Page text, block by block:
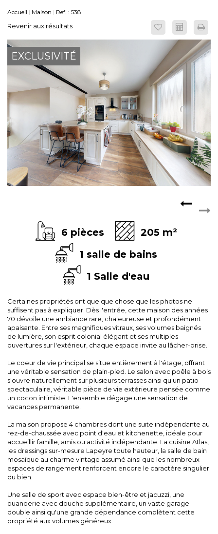
ESPACE CLIENTS
Accueil Maison Ref. : 538
Revenir aux résultats
EXCLUSIVITÉ
6 pièces
205 m²
1 salle de bains
1 Salle d'eau
Certaines propriétés ont quelque chose que les photos ne
suffisent pas à expliquer. Dès l'entrée, cette maison des années
70 dévoile une ambiance rare, chaleureuse et profondément
apaisante. Entre ses magnifiques vitraux, ses volumes baignés
de lumière, son esprit colonial élégant et ses multiples
ouvertures sur l'extérieur, chaque espace invite au lâcher-prise.
Le coeur de vie principal se situe entièrement à l'étage, offrant
une véritable sensation de plain-pied. Le salon avec poêle à bois
s'ouvre naturellement sur plusieurs terrasses ainsi qu'un patio
spectaculaire, véritable pièce de vie extérieure pensée comme
un cocon intimiste. L'ensemble dégage une sensation de
vacances permanente.
La maison propose 4 chambres dont une suite indépendante au
rez-de-chaussée avec point d'eau et kitchenette, idéale pour
accueillir famille, amis ou activité indépendante. La cuisine Atlas,
les dressings sur-mesure Lapeyre toute hauteur, la salle de bain
mosaïque au charme vintage assumé ainsi que les nombreux
espaces de rangement renforcent encore le caractère singulier
du bien.
Une salle de sport avec espace bien-être et jacuzzi, une
buanderie avec douche supplémentaire, un vaste garage
double ainsi qu'une grande dépendance complètent cette
propriété aux volumes généreux.